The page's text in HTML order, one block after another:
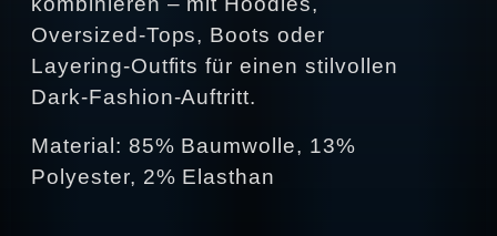
Oversized‑Tops, Boots oder
Layering‑Outfits für einen stilvollen
Dark‑Fashion‑Auftritt.
Material: 85% Baumwolle, 13%
Polyester, 2% Elasthan